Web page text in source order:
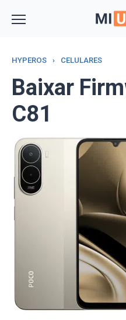
HYPEROS › CELULARES
Baixar
C81